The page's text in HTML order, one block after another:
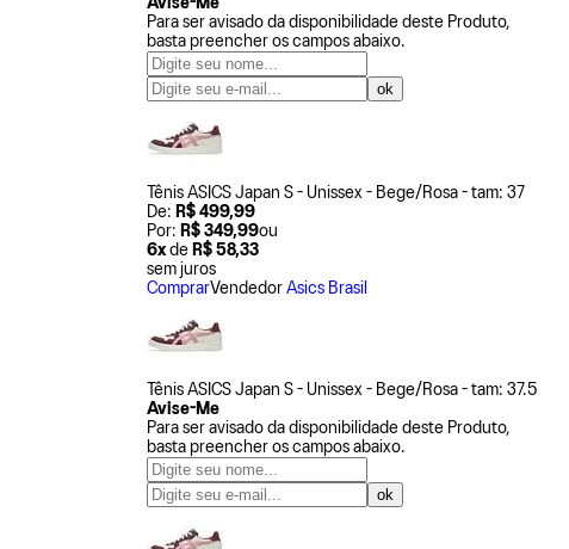
Avise-Me
Para ser avisado da disponibilidade deste Produto,
basta preencher os campos abaixo.
Tênis ASICS Japan S - Unissex - Bege/Rosa - tam: 37
De: R$ 499,99
Por: R$ 349,99ou
6xde R$ 58,33
sem juros
ComprarVendedor Asics Brasil
Tênis ASICS Japan S - Unissex - Bege/Rosa - tam: 37.5
Avise-Me
Para ser avisado da disponibilidade deste Produto,
basta preencher os campos abaixo.